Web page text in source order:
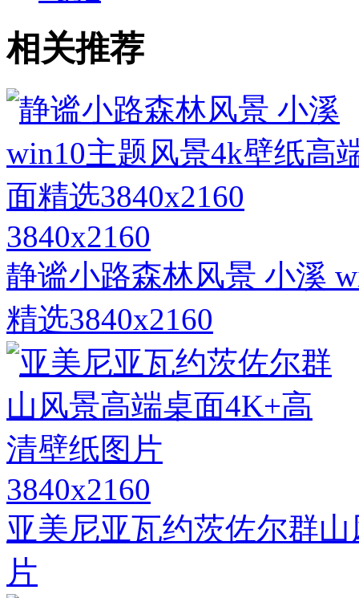
相关推荐
3840x2160
静谧小路森林风景 小溪
精选3840x2160
3840x2160
亚美尼亚瓦约茨佐尔群
片